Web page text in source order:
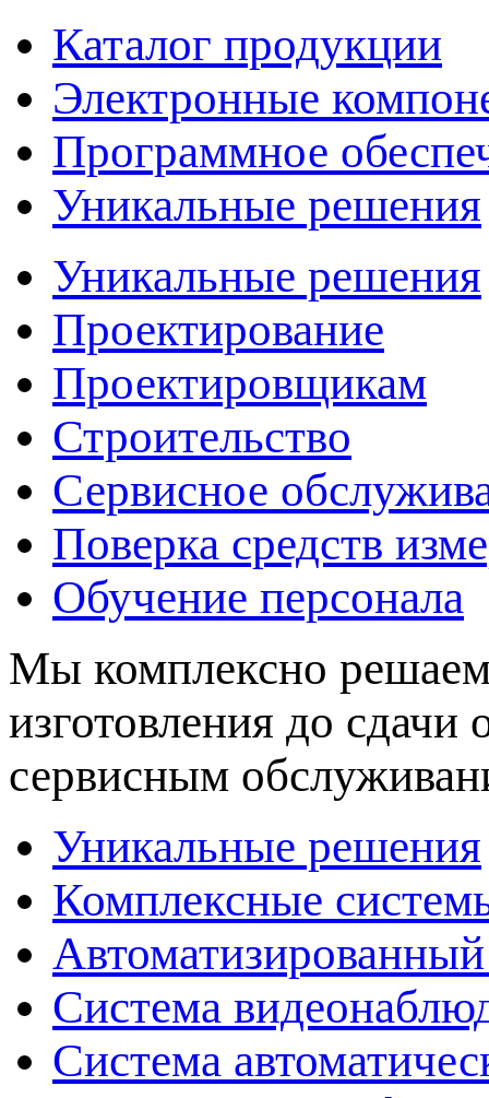
Каталог продукции
Электронные
Программное
Уникальные решения
Уникальные решения
Проектирование
Проектировщикам
Строительство
Сервисное
Поверка средств
Обучение персонала
Мы комплексно решаем
изготовления до
сервисным
Уникальные решения
Комплексные
Система
Система